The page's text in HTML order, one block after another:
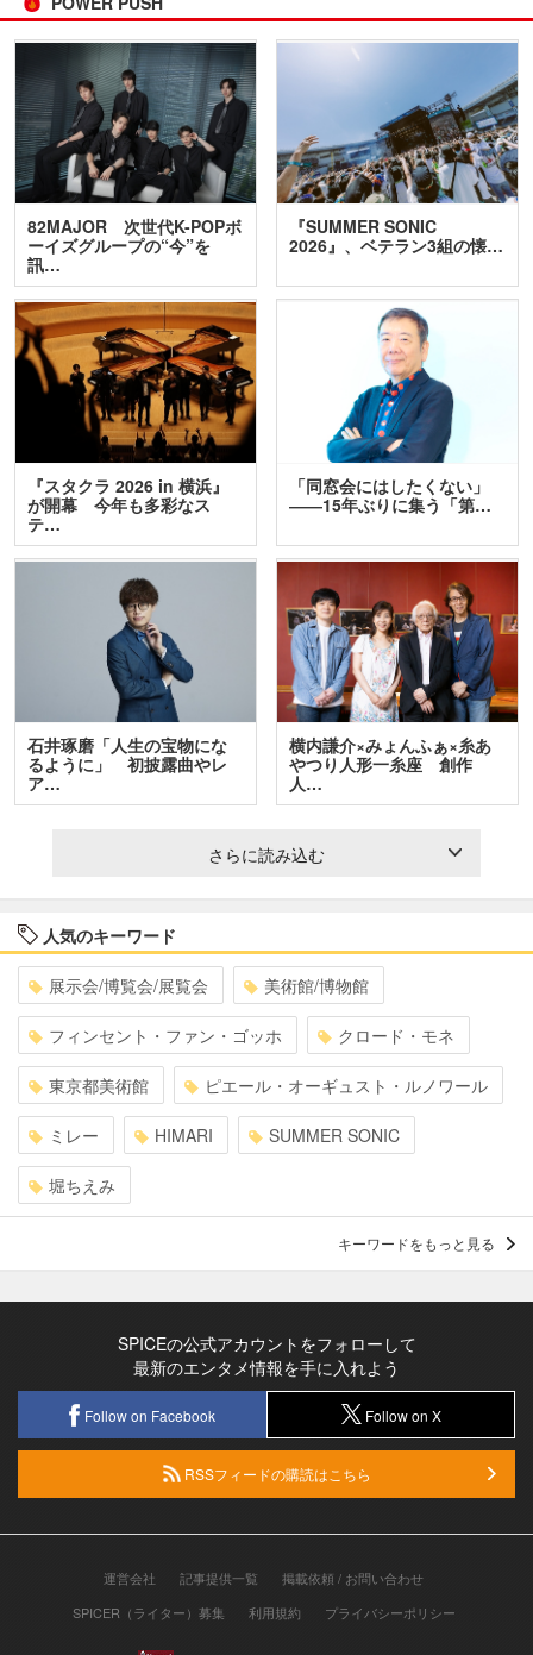
82MAJOR 次世代K-POPボ
ーイズグループの“今”を
訊…
『SUMMER SONIC
2026』、ベテラン3組の懐…
『スタクラ 2026 in 横浜』
が開幕 今年も多彩なス
テ…
「同窓会にはしたくない」
――15年ぶりに集う「第…
石井琢磨「人生の宝物にな
るように」 初披露曲やレ
ア…
横内謙介×みょんふぁ×糸あ
やつり人形一糸座 創作
人…
さらに読み込む
人気のキーワード
展示会/博覧会/展覧会 美術館/博物館
フィンセント・ファン・ゴッホ クロード・モネ
東京都美術館 ピエール・オーギュスト・ルノワール
ミレー HIMARI SUMMER SONIC
堀ちえみ
キーワードをもっと見る
SPICEの公式アカウントをフォローして
最新のエンタメ情報を手に入れよう
Follow on Facebook Follow on X
RSSフィードの購読はこちら
運営会社 記事提供一覧
掲載依頼 / お問い合わせ
SPICER（ライター）募集
利用規約 プライバシーポリシー